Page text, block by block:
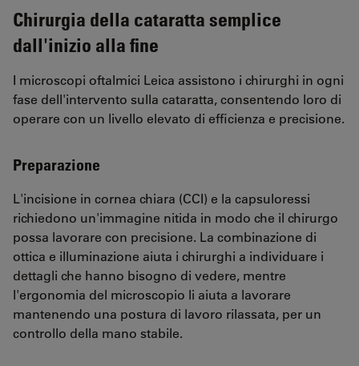
Chirurgia della cataratta semplice
dall'inizio alla fine
I microscopi oftalmici Leica assistono i chirurghi in ogni
fase dell'intervento sulla cataratta, consentendo loro di
operare con un livello elevato di efficienza e precisione.
Preparazione
L'incisione in cornea chiara (CCI) e la capsuloressi
richiedono un'immagine nitida in modo che il chirurgo
possa lavorare con precisione. La combinazione di
ottica e illuminazione aiuta i chirurghi a individuare i
dettagli che hanno bisogno di vedere, mentre
l'ergonomia del microscopio li aiuta a lavorare
mantenendo una postura di lavoro rilassata, per un
controllo della mano stabile.